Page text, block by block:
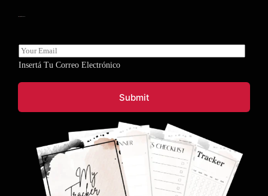
E
m
a
l
E
m
a
Insertá Tu Correo Electrónico
Submit